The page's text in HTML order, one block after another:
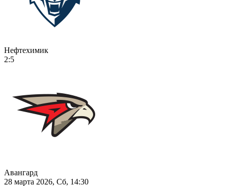
Нефтехимик
2:5
Авангард
28 марта 2026, Сб, 14:30